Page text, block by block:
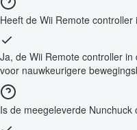
Heeft de Wii Remote
Ja, de Wii Remote controller
voor nauwkeurigere
Is de meegeleverde Nunchuck